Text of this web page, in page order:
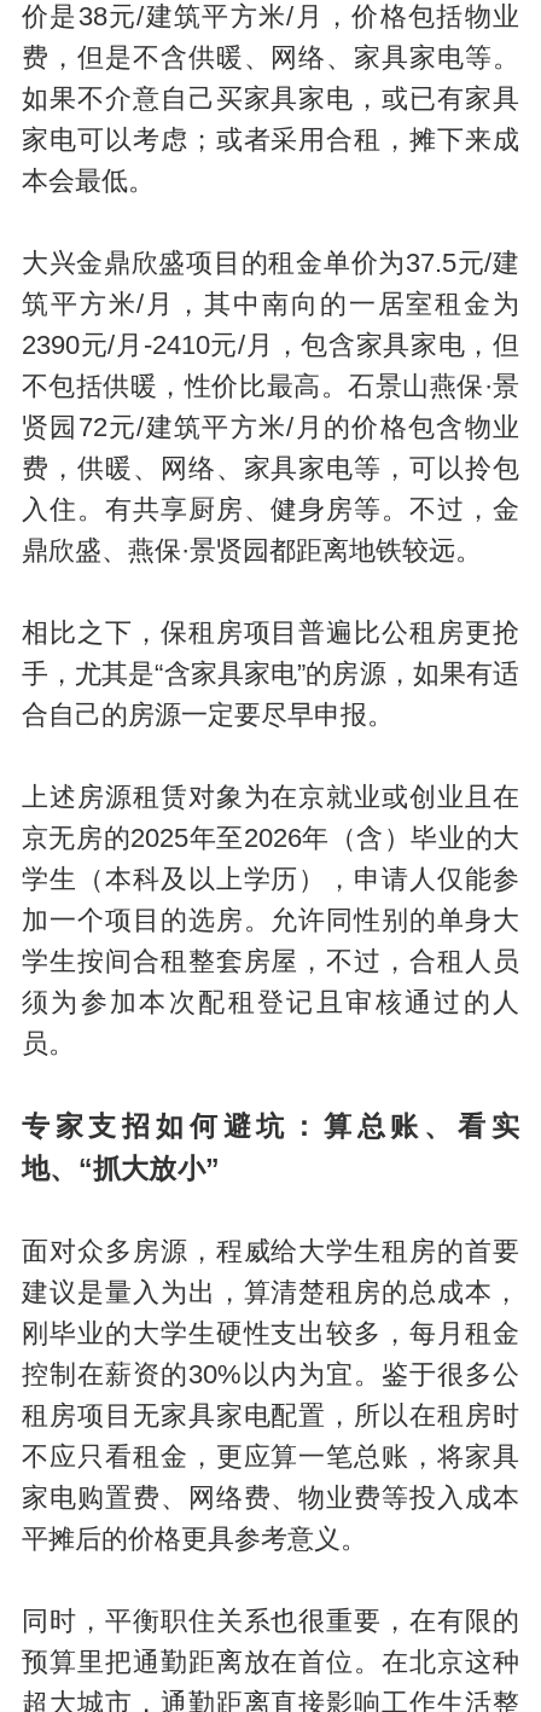
价是38元/建筑平方米/月，价格包括物业
费，但是不含供暖、网络、家具家电等。
如果不介意自己买家具家电，或已有家具
家电可以考虑；或者采用合租，摊下来成
本会最低。
大兴金鼎欣盛项目的租金单价为37.5元/建
筑平方米/月，其中南向的一居室租金为
2390元/月-2410元/月，包含家具家电，但
不包括供暖，性价比最高。石景山燕保·景
贤园72元/建筑平方米/月的价格包含物业
费，供暖、网络、家具家电等，可以拎包
入住。有共享厨房、健身房等。不过，金
鼎欣盛、燕保·景贤园都距离地铁较远。
相比之下，保租房项目普遍比公租房更抢
手，尤其是“含家具家电”的房源，如果有适
合自己的房源一定要尽早申报。
上述房源租赁对象为在京就业或创业且在
京无房的2025年至2026年（含）毕业的大
学生（本科及以上学历），申请人仅能参
加一个项目的选房。允许同性别的单身大
学生按间合租整套房屋，不过，合租人员
须为参加本次配租登记且审核通过的人
员。
专家支招如何避坑：算总账、看实
地、“抓大放小”
面对众多房源，程威给大学生租房的首要
建议是量入为出，算清楚租房的总成本，
刚毕业的大学生硬性支出较多，每月租金
控制在薪资的30%以内为宜。鉴于很多公
租房项目无家具家电配置，所以在租房时
不应只看租金，更应算一笔总账，将家具
家电购置费、网络费、物业费等投入成本
平摊后的价格更具参考意义。
同时，平衡职住关系也很重要，在有限的
预算里把通勤距离放在首位。在北京这种
超大城市，通勤距离直接影响工作生活整